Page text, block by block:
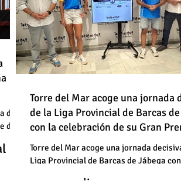
Un vehículo en llamas
una vía en Torre del Mar
una gasolinera
Un vehículo en llamas
una vía en Torre del Mar
del
Torre del Mar acoge una jornada
de la Liga Provincial de Barcas de
con la celebración de su Gran
Torre del Mar acoge una jornada
Liga Provincial de Barcas de Jábega